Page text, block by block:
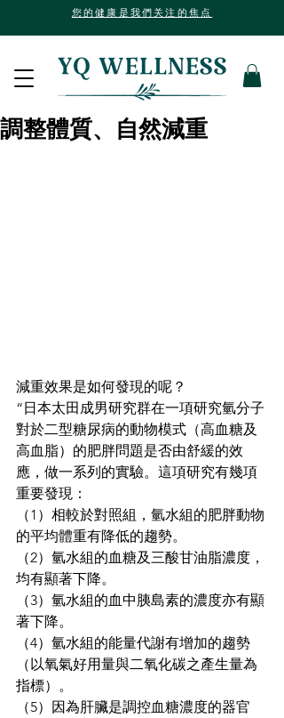
您的健康是我們关注的焦点
調整體質、自然減重
減重效果是如何發現的呢？
“日本太田成男研究群在一項研究氫分子
對於二型糖尿病的動物模式（高血糖及
高血脂）的肥胖問題是否由舒緩的效
應，做一系列的實驗。這項研究有幾項
重要發現：
（1）相較於對照組，氫水組的肥胖動物
的平均體重有降低的趨勢。
（2）氫水組的血糖及三酸甘油脂濃度，
均有顯著下降。
（3）氫水組的血中胰島素的濃度亦有顯
著下降。
（4）氫水組的能量代謝有增加的趨勢
（以氧氣好用量與二氧化碳之產生量為
指標）。
（5）因為肝臟是調控血糖濃度的器官